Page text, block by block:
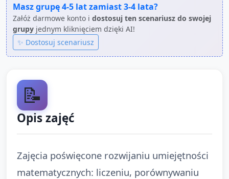
Masz grupę4-5 latzamiast3-4 lata?
Załóż darmowe konto i dostosuj ten scenariusz do swojej
grupy jednym kliknięciem dzięki AI!
✨ Dostosuj scenariusz
📝
Opis zajęć
Zajęcia poświęcone rozwijaniu umiejętności
matematycznych: liczeniu, porównywaniu